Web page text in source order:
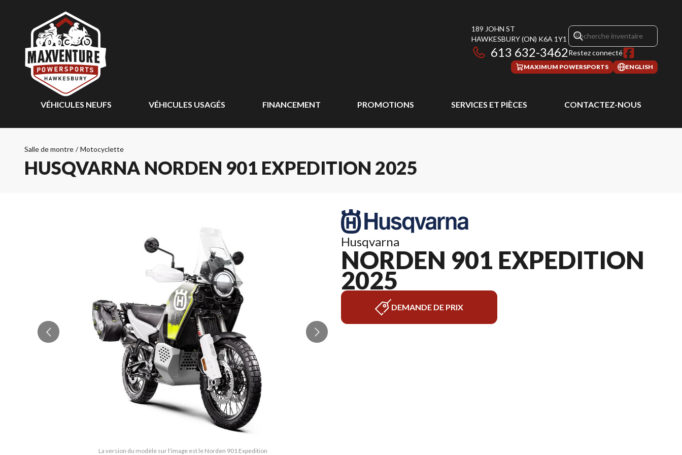
189 JOHN ST
HAWKESBURY(ON) K6A 1Y1
613 632-3462Restez connecté
MAXIMUM POWERSPORTS ENGLISH
VÉHICULES NEUFS VÉHICULES USAGÉS FINANCEMENT PROMOTIONS SERVICES ET PIÈCES CONTACTEZ-NOUS
Salle de montre / Motocyclette
HUSQVARNA NORDEN 901 EXPEDITION 2025
La version du modèle sur l'image est le Norden 901 Expedition
Husqvarna
NORDEN 901 EXPEDITION
2025
DEMANDE DE PRIX